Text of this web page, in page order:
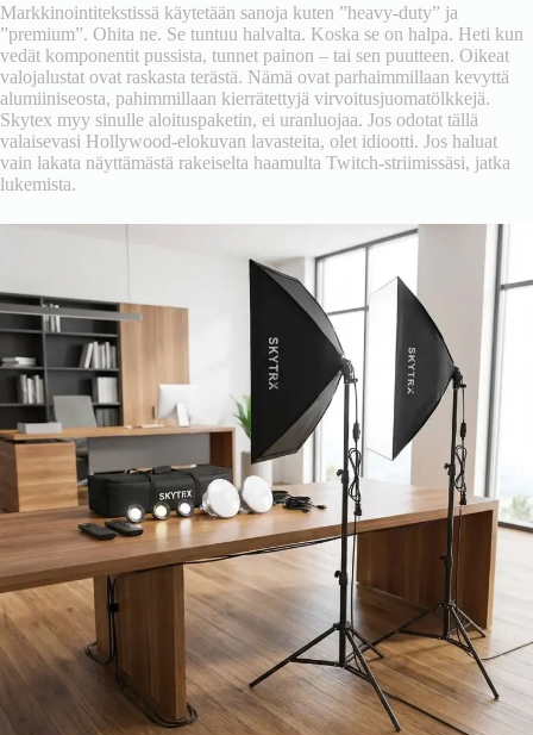
Markkinointitekstissä käytetään sanoja kuten ”heavy-duty” ja
”premium”. Ohita ne. Se tuntuu halvalta. Koska se on halpa. Heti kun
vedät komponentit pussista, tunnet painon – tai sen puutteen. Oikeat
valojalustat ovat raskasta terästä. Nämä ovat parhaimmillaan kevyttä
alumiiniseosta, pahimmillaan kierrätettyjä virvoitusjuomatölkkejä.
Skytex myy sinulle aloituspaketin, ei uranluojaa. Jos odotat tällä
valaisevasi Hollywood-elokuvan lavasteita, olet idiootti. Jos haluat
vain lakata näyttämästä rakeiselta haamulta Twitch-striimissäsi, jatka
lukemista.